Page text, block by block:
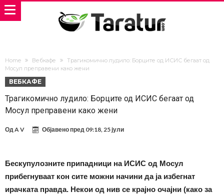
Home Вебкафе
Трагикомично лудило: Борците од ИСИС бегаат од
Мосул преправени како жени
ВЕБКАФЕ
Трагикомично лудило: Борците од ИСИС бегаат од
Мосул преправени како жени
ОдA V Објавено пред 09:18, 25 јули
Бескупулозните припадници на ИСИС од Мосул
прибегнуваат кон сите можни начини да ја избегнат
ирачката правда. Некои од нив се крајно очајни (како за